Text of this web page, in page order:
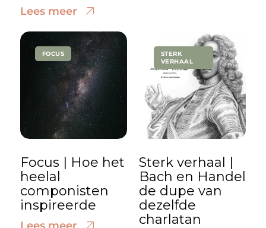
Lees meer
FOCUS
Focus | Hoe het
heelal
componisten
inspireerde
STERK
VERHAAL
Sterk verhaal |
Bach en Handel
de dupe van
dezelfde
charlatan